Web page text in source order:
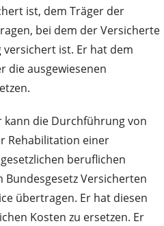
ist, dem Träger der
bei dem der Versicherte
ist. Er hat dem
die ausgewiesenen
die Durchführung von
Rehabilitation einer
beruflichen
Versicherten
übertragen. Er hat diesen
Kosten zu ersetzen. Er